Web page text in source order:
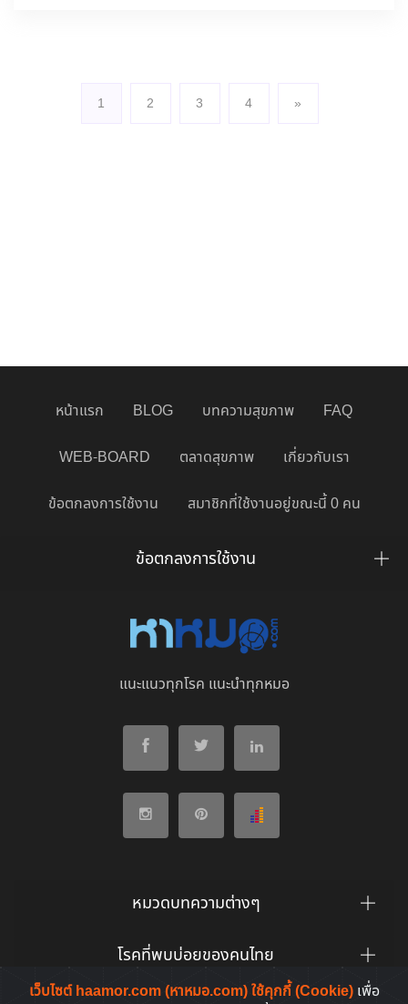
1 (current)2 3 4 »
เว็บไซต์ haamor.com (หาหมอ.com) ใช้คุกกี้ (Cookie) เพื่อ
หน้าแรก BLOG บทความสุขภาพ FAQ
WEB-BOARD ตลาดสุขภาพ เกี่ยวกับเรา
ข้อตกลงการใช้งาน สมาชิกที่ใช้งานอยู่ขณะนี้ 0 คน
ข้อตกลงการใช้งาน
แนะแนวทุกโรค แนะนำทุกหมอ
หมวดบทความต่างๆ
โรคที่พบบ่อยของคนไทย